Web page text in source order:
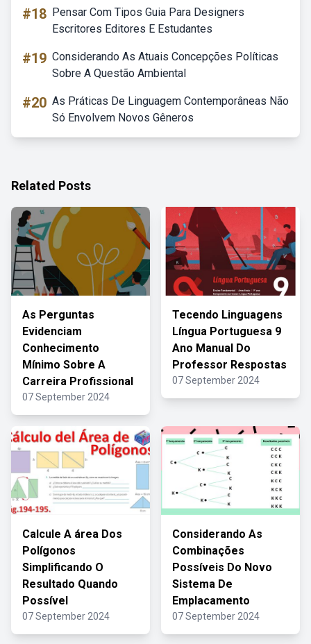
#18 Pensar Com Tipos Guia Para Designers
Escritores Editores E Estudantes
#19 Considerando As Atuais Concepções Políticas
Sobre A Questão Ambiental
#20 As Práticas De Linguagem Contemporâneas Não
Só Envolvem Novos Gêneros
Related Posts
As Perguntas
Evidenciam
Conhecimento
Mínimo Sobre A
Carreira Profissional
07 September 2024
Tecendo Linguagens
Língua Portuguesa 9
Ano Manual Do
Professor Respostas
07 September 2024
Calcule A área Dos
Polígonos
Simplificando O
Resultado Quando
Possível
07 September 2024
Considerando As
Combinações
Possíveis Do Novo
Sistema De
Emplacamento
07 September 2024